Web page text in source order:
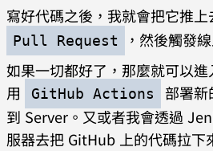
寫好代碼之後，我就會把它推上
Pull Request
，然後觸發
如果一切都好了，那麼就可以
用
GitHub Actions 部署新
到 Server。又或者我會透過
服器去把 GitHub 上的代碼拉下